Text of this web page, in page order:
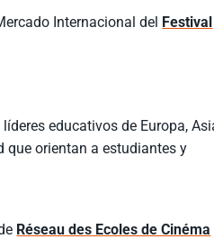
Internacional del Festival
educativos de Europa,
que orientan a estudiantes y
Réseau des Ecoles de Cinéma